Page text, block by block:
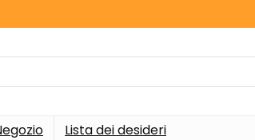
Lista dei desideri